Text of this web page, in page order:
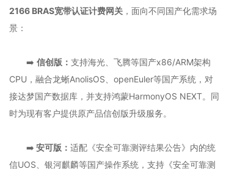
2166 BRAS宽带认证计费网关 ，面向不同国产化需求场
景：
➡️ 信创版： 支持海光、飞腾等国产x86/ARM架构
CPU，融合龙蜥AnolisOS、openEuler等国产系统，对
接达梦国产数据库，并支持鸿蒙HarmonyOS NEXT。同
时为现有客户提供原产品信创版升级服务。
➡️ 安可版： 适配《安全可靠测评结果公告》内的统
信UOS、银河麒麟等国产操作系统，支持《安全可靠测